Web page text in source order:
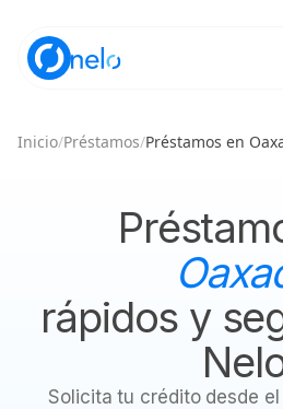
Descubre Nelo
Idioma / Language: ES EN
Regístrate
Inicio/Préstamos/Préstamos en
rápidos y
Solicita tu crédito desde